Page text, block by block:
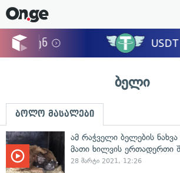
ბელი
ბოლო მასალები
ამ რაჭველი ბელების
მათი ხილვის ერთადერთი
28 მარტი 2021, 12:26